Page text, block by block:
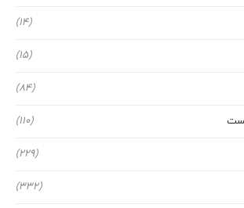
(14)
(15)
(84)
(110)
(229)
(332)